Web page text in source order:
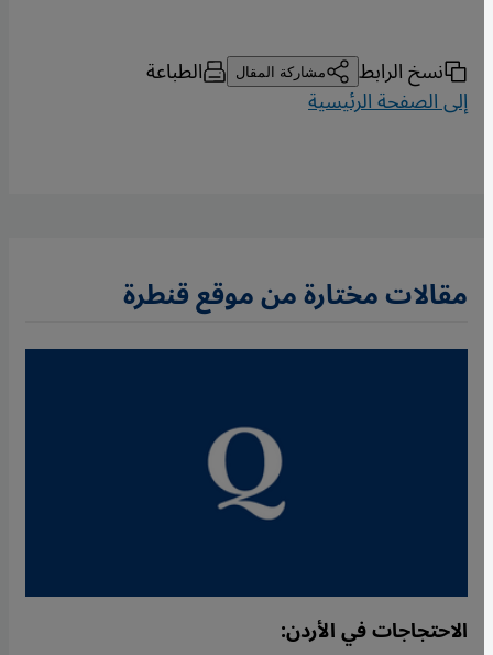
نسخ الرابط مشاركة المقال الطباعة
إلى الصفحة الرئيسية
مقالات مختارة من موقع قنطرة
الاحتجاجات في الأردن: